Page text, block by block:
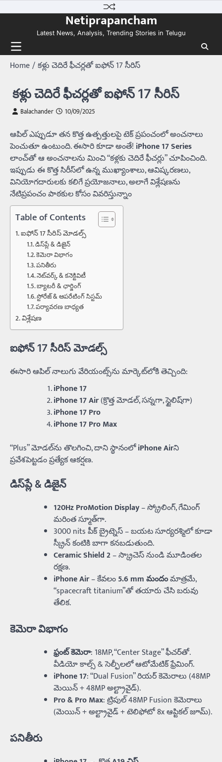
to
Netiprapancham
Latest News, Analysis, Trending Stories in Telugu
Home కళ్లు చెదిరే ఫీచర్లతో ఐఫోన్‌ 17 సీరిస్‌
కళ్లు చెదిరే ఫీచర్లతో ఐఫోన్‌ 17 సీరిస్‌
Balachander 10/09/2025
ఆపిల్‌ ఎప్పుడూ తన కొత్త ఉత్పత్తులపై టెక్‌ ప్రపంచంలో అంచనాలు
పెంచుతూ ఉంటుంది. ఈసారి కూడా అంతే! iPhone 17 Series
లాంచ్‌తో ఆ అంచనాలను మించి “కళ్లకు చెదిరే ఫీచర్లు” చూపించింది.
ఇప్పుడు ఈ కొత్త సిరీస్‌లో ఉన్న ముఖ్యాంశాలు, ఆవిష్కరణలు,
వినియోగదారులకు కలిగే ప్రయోజనాలు, అలాగే విశ్లేషణను
నేటిప్రపంచం పాఠకుల కోసం వివరిస్తున్నాం
Table of Contents
ఐఫోన్ 17 సీరిస్‌ మోడల్స్
డిస్‌ప్లే & డిజైన్
కెమెరా విభాగం
పనితీరు
నెట్‌వర్క్ & కనెక్టివిటీ
బ్యాటరీ & ఛార్జింగ్
స్టోరేజ్ & ఆపరేటింగ్ సిస్టమ్
పర్యావరణ బాధ్యత
విశ్లేషణ
ఐఫోన్ 17 సీరిస్‌ మోడల్స్
ఈసారి ఆపిల్‌ నాలుగు వేరియంట్స్‌ను మార్కెట్‌లోకి తెచ్చింది:
iPhone 17
iPhone 17 Air(క్రొత్త మోడల్, సన్నగా, స్టైలిష్‌గా)
iPhone 17 Pro
iPhone 17 Pro Max
“Plus” మోడల్‌ను తొలగించి, దాని స్థానంలోiPhone Airని
ప్రవేశపెట్టడం ప్రత్యేక ఆకర్షణ.
డిస్‌ప్లే & డిజైన్
120Hz ProMotion Display– స్క్రోలింగ్‌, గేమింగ్‌
మరింత స్మూత్‌గా.
3000 nits పీక్ బ్రైట్నెస్ – బయట సూర్యరశ్మిలో కూడా
స్క్రీన్‌ కంటికి బాగా కనబడుతుంది.
Ceramic Shield 2– స్క్రాచెస్ నుండి మూడింతల
రక్షణ.
iPhone Air– కేవలం5.6 mm మందంమాత్రమే,
“spacecraft titanium”తో తయారు చేసి బరువు
తేలిక.
కెమెరా విభాగం
ఫ్రంట్ కెమెరా: 18MP, “Center Stage” ఫీచర్‌తో.
వీడియో కాల్స్‌ & సెల్ఫీలలో ఆటోమేటిక్‌ ఫ్రేమింగ్.
iPhone 17: “Dual Fusion” రియర్ కెమెరాలు (48MP
మెయిన్ + 48MP అల్ట్రావైడ్).
Pro & Pro Max: ట్రిపుల్ 48MP Fusion కెమెరాలు
(మెయిన్ + అల్ట్రావైడ్ + టెలిఫోటో 8x ఆప్టికల్ జూమ్).
పనితీరు